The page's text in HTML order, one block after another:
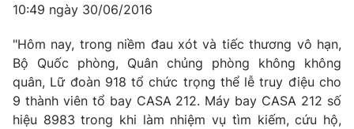
10:49 ngày 30/06/2016
"Hôm nay, trong niềm đau xót và tiếc thương vô hạn,
Bộ Quốc phòng, Quân chủng phòng không không
quân, Lữ đoàn 918 tổ chức trọng thể lễ truy điệu cho
9 thành viên tổ bay CASA 212. Máy bay CASA 212 số
hiệu 8983 trong khi làm nhiệm vụ tìm kiếm, cứu hộ,